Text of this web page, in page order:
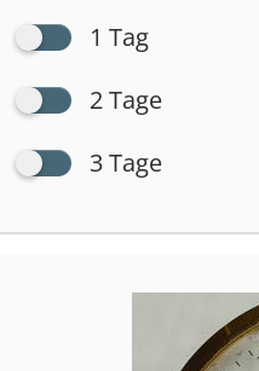
1 Tag
2 Tage
3 Tage